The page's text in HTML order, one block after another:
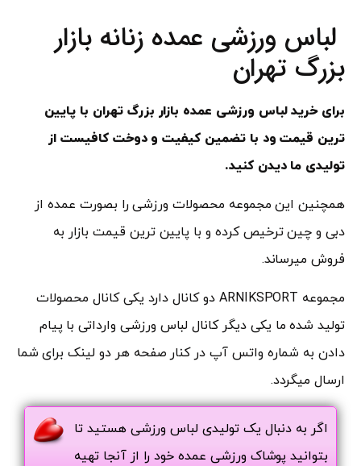
لباس ورزشی عمده زنانه بازار
بزرگ تهران
برای خرید لباس ورزشی عمده بازار بزرگ تهران با پایین
ترین قیمت ود با تضمین کیفیت و دوخت کافیست از
تولیدی ما دیدن کنید.
همچنین این مجموعه محصولات ورزشی را بصورت عمده از
دبی و چین ترخیص کرده و با پایین ترین قیمت بازار به
فروش میرساند.
مجموعه ARNIKSPORT دو کانال دارد یکی کانال محصولات
تولید شده ما یکی دیگر کانال لباس ورزشی وارداتی با پیام
دادن به شماره واتس آپ در کنار صفحه هر دو لینک برای شما
ارسال میگردد.
اگر به دنبال یک تولیدی لباس ورزشی هستید تا
بتوانید پوشاک ورزشی عمده خود را از آنجا تهیه